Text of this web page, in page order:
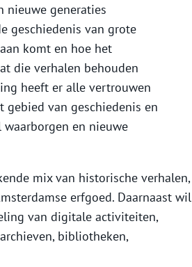
nieuwe generaties
geschiedenis van grote
komt en hoe het
die verhalen behouden
heeft er alle vertrouwen
gebied van geschiedenis en
en nieuwe
mix van historische verhalen,
erfgoed. Daarnaast wil
van digitale activiteiten,
bibliotheken,